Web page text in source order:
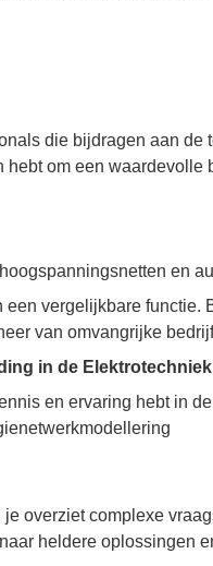
die bijdragen aan
om een
en
een vergelijkbare
van omvangrijke
in de
en ervaring hebt in
je overziet complexe
heldere oplossingen